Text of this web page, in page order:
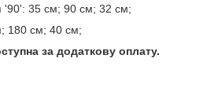
'90': 35 см; 90 см; 32 см;
180 см; 40 см;
за додаткову оплату.